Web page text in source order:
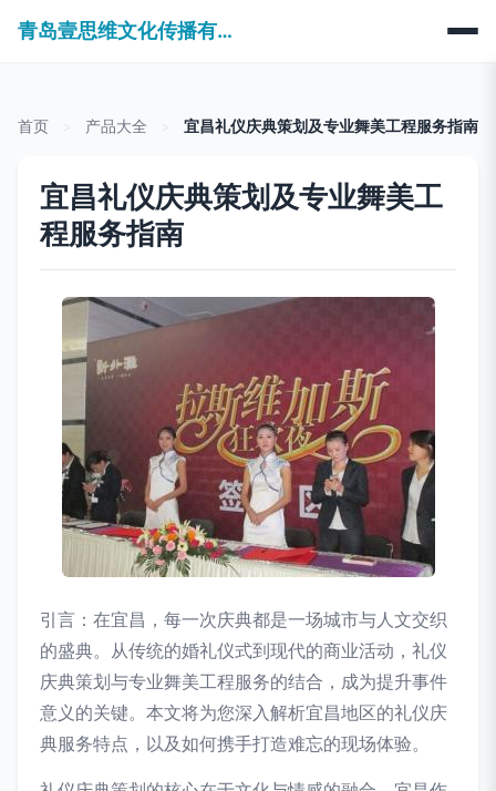
青岛壹思维文化传播有限公司
首页 产品大全 宜昌礼仪庆典策划及专业舞美工程服务指南
宜昌礼仪庆典策划及专业舞美工
程服务指南
引言：在宜昌，每一次庆典都是一场城市与人文交织
的盛典。从传统的婚礼仪式到现代的商业活动，礼仪
庆典策划与专业舞美工程服务的结合，成为提升事件
意义的关键。本文将为您深入解析宜昌地区的礼仪庆
典服务特点，以及如何携手打造难忘的现场体验。